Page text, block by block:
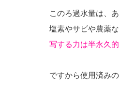
このろ過水量は、
塩素やサビや農薬
写する力は半永久的
ですから使用済み